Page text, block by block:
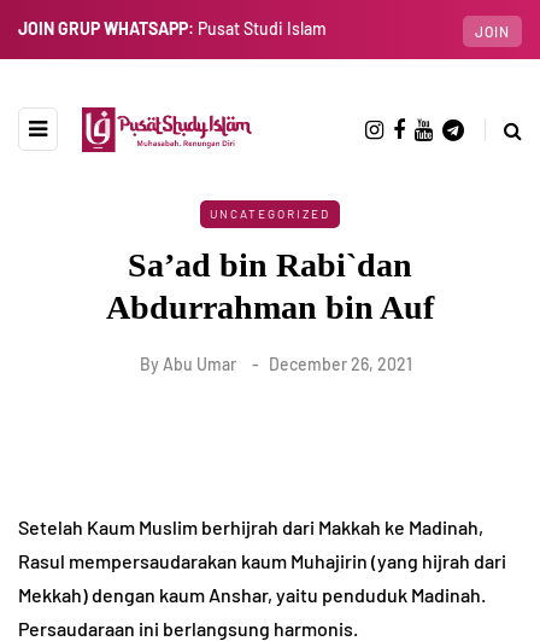
JOIN GRUP WHATSAPP: Pusat Studi Islam JOIN
UNCATEGORIZED
Sa’ad bin Rabi`dan
Abdurrahman bin Auf
By Abu Umar December 26, 2021
Setelah Kaum Muslim berhijrah dari Makkah ke Madinah,
Rasul mempersaudarakan kaum Muhajirin (yang hijrah dari
Mekkah) dengan kaum Anshar, yaitu penduduk Madinah.
Persaudaraan ini berlangsung harmonis.